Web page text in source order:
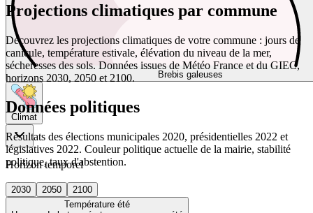
Brebis galeuses
Climat
Horizon temporel
2030 2050
2100
Température été
Projections climatiques par commune
Découvrez les projections climatiques de votre commune : jours de
canicule, température estivale, élévation du niveau de la mer,
sécheresses des sols. Données issues de Météo France et du GIEC,
horizons 2030, 2050 et 2100.
Données politiques
Résultats des élections municipales 2020, présidentielles 2022 et
législatives 2022. Couleur politique actuelle de la mairie, stabilité
politique, taux d'abstention.